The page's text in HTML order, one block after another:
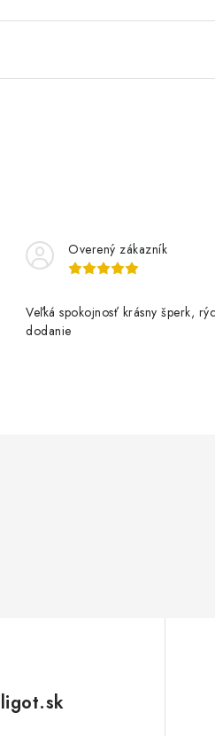
Overený zákazník
Veľká spokojnosť krásny šperk,
dodanie
ligot.sk